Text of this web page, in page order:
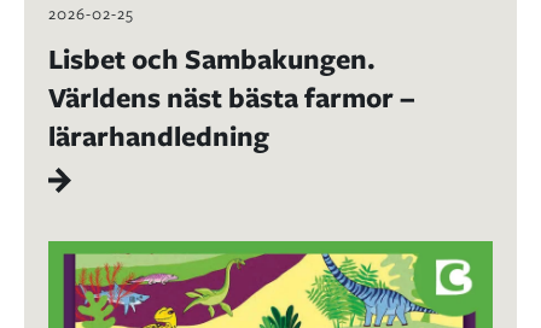
2026-02-25
Lisbet och Sambakungen.
Världens näst bästa farmor –
lärarhandledning